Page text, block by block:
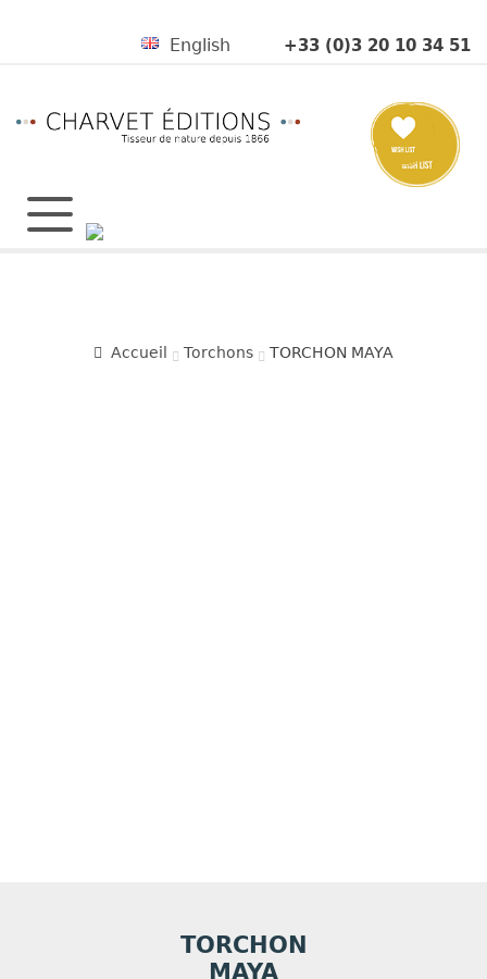
+33 (0)3 20 10 34 51
English
Accueil Torchons TORCHON MAYA
TORCHON
MAYA